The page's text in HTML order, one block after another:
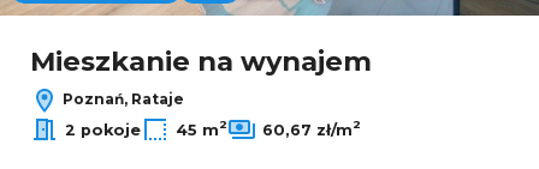
Mieszkanie na wynajem
Poznań, Rataje
2 pokoje
45 m2 60,67 zł/m2